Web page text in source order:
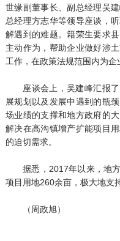
世缘副董事长、副总经理吴
总经理方志华等领导座谈，
解遇到的难题。籍荣生要求
主动作为，帮助企业做好涉
工作，在政策法规范围内为企
座谈会上，吴建峰汇报了
展规划以及发展中遇到的瓶
场业绩的支撑和地方政府的
解决在高沟镇增产扩能项目
的迫切需求。
据悉，2017年以来，地方
项目用地260余亩，极大地支
（周政旭）